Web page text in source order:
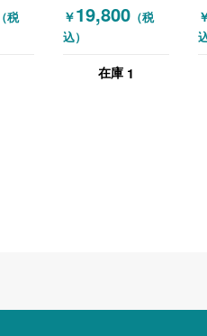
ラ
（税
ブル W1400 グレ
ー 木目（ナチュラ
￥19,800（税
込）
在庫 1